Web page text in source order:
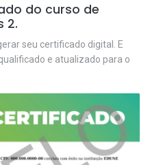
do curso de
2.
seu certificado digital. E
e atualizado para o